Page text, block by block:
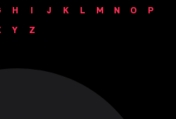
H I J K L M N O
P
Y Z